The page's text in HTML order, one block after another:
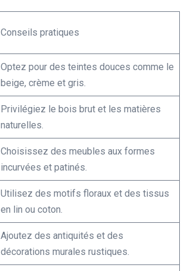
Conseils pratiques
Optez pour des teintes douces comme le
beige, crème et gris.
Privilégiez le bois brut et les matières
naturelles.
Choisissez des meubles aux formes
incurvées et patinés.
Utilisez des motifs floraux et des tissus
en lin ou coton.
Ajoutez des antiquités et des
décorations murales rustiques.